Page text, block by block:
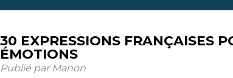
30 EXPRESSIONS FRANÇAISES
ÉMOTIONS
Publié par Manon
PRONOMS RELATIFS QUI, QUE,
EXEMPLES
par Manon